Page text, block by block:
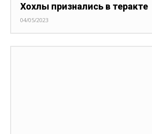
Хохлы признались в теракте
04/05/2023